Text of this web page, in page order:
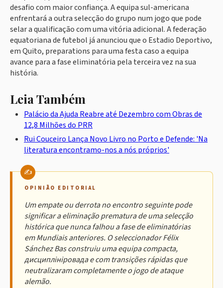
desafio com maior confiança. A equipa sul-americana
enfrentará a outra selecção do grupo num jogo que pode
selar a qualificação com uma vitória adicional. A federação
equatoriana de futebol já anunciou que o Estadio Deportivo,
em Quito, preparations para uma festa caso a equipa
avance para a fase eliminatória pela terceira vez na sua
história.
Leia Também
Palácio da Ajuda Reabre até Dezembro com Obras de
12,8 Milhões do PRR
Rui Couceiro Lança Novo Livro no Porto e Defende: 'Na
literatura encontramo-nos a nós próprios'
OPINIÃO EDITORIAL
Um empate ou derrota no encontro seguinte pode
significar a eliminação prematura de uma selecção
histórica que nunca falhou a fase de eliminatórias
em Mundiais anteriores. O seleccionador Félix
Sánchez Bas construiu uma equipa compacta,
дисциплініровадa e com transições rápidas que
neutralizaram completamente o jogo de ataque
alemão.